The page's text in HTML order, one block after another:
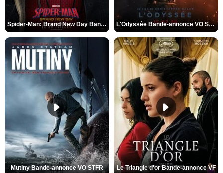
Spider-Man: Brand New Day Bande-annonce VO STFR L'Odyssée Bande-annonce VO STFR
Mutiny Bande-annonce VO STFR Le Triangle d'or Bande-annonce VF